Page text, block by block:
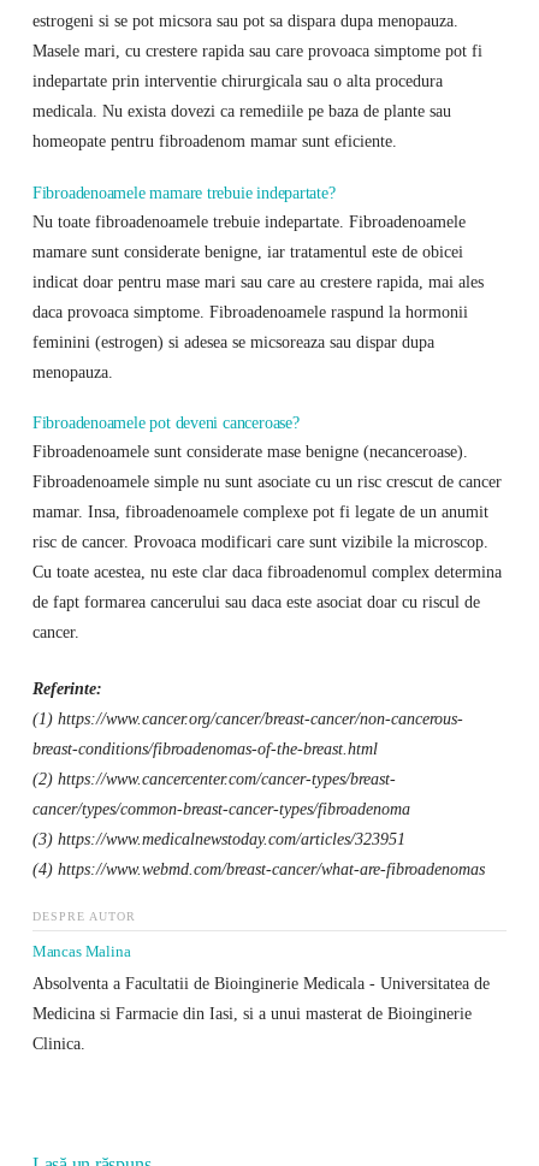
estrogeni si se pot micsora sau pot sa dispara dupa menopauza.
Masele mari, cu crestere rapida sau care provoaca simptome pot fi
indepartate prin interventie chirurgicala sau o alta procedura
medicala. Nu exista dovezi ca remediile pe baza de plante sau
homeopate pentru fibroadenom mamar sunt eficiente.
Fibroadenoamele mamare trebuie indepartate?
Nu toate fibroadenoamele trebuie indepartate. Fibroadenoamele
mamare sunt considerate benigne, iar tratamentul este de obicei
indicat doar pentru mase mari sau care au crestere rapida, mai ales
daca provoaca simptome. Fibroadenoamele raspund la hormonii
feminini (estrogen) si adesea se micsoreaza sau dispar dupa
menopauza.
Fibroadenoamele pot deveni canceroase?
Fibroadenoamele sunt considerate mase benigne (necanceroase).
Fibroadenoamele simple nu sunt asociate cu un risc crescut de cancer
mamar. Insa, fibroadenoamele complexe pot fi legate de un anumit
risc de cancer. Provoaca modificari care sunt vizibile la microscop.
Cu toate acestea, nu este clar daca fibroadenomul complex determina
de fapt formarea cancerului sau daca este asociat doar cu riscul de
cancer.
Referinte:
(1) https://www.cancer.org/cancer/breast-cancer/non-cancerous-
breast-conditions/fibroadenomas-of-the-breast.html
(2) https://www.cancercenter.com/cancer-types/breast-
cancer/types/common-breast-cancer-types/fibroadenoma
(3) https://www.medicalnewstoday.com/articles/323951
(4) https://www.webmd.com/breast-cancer/what-are-fibroadenomas
DESPRE AUTOR
Mancas Malina
Absolventa a Facultatii de Bioinginerie Medicala - Universitatea de
Medicina si Farmacie din Iasi, si a unui masterat de Bioinginerie
Clinica.